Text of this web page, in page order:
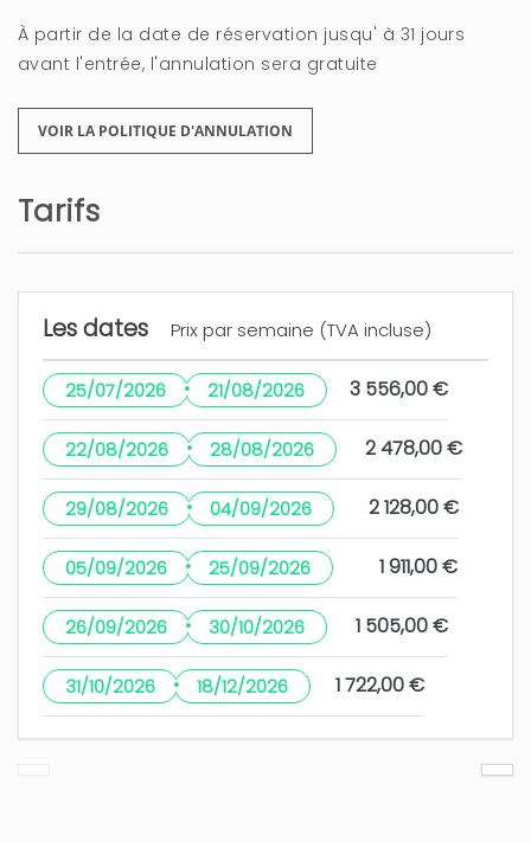
À partir de la date de réservation jusqu' à 31 jours
avant l'entrée, l'annulation sera gratuite
VOIR LA POLITIQUE D'ANNULATION
Tarifs
Les dates Prix par semaine (TVA incluse)
25/07/2026 · 21/08/2026 3 556,00 €
22/08/2026 · 28/08/2026 2 478,00 €
29/08/2026 · 04/09/2026 2 128,00 €
05/09/2026 · 25/09/2026 1 911,00 €
26/09/2026 · 30/10/2026 1 505,00 €
31/10/2026 · 18/12/2026 1 722,00 €